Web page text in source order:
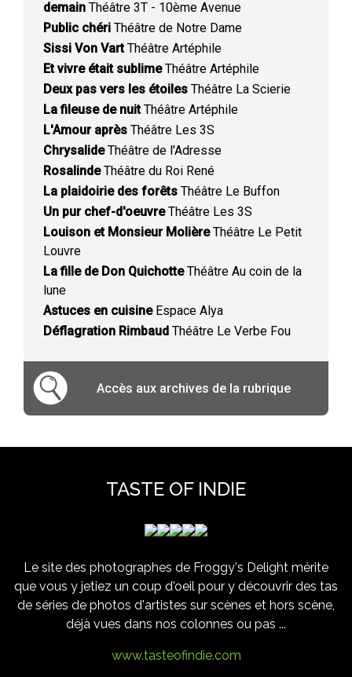
demain Théâtre 3T - 10ème Avenue
Public chéri Théâtre de Notre Dame
Sissi Von VartThéâtre Artéphile
Et vivre était sublimeThéâtre Artéphile
Deux pas vers les étoiles Théâtre La Scierie
La fileuse de nuitThéâtre Artéphile
L'Amour après Théâtre Les 3S
ChrysalideThéâtre de l'Adresse
RosalindeThéâtre du Roi René
La plaidoirie des forêts Théâtre Le Buffon
Un pur chef-d'oeuvreThéâtre Les 3S
Louison et Monsieur MolièreThéâtre Le Petit
Louvre
La fille de Don QuichotteThéâtre Au coin de la
lune
Astuces en cuisineEspace Alya
Déflagration Rimbaud Théâtre Le Verbe Fou
Accès aux archives de la rubrique
TASTE OF INDIE
Le site des photographes de Froggy's Delight mérite
que vous y jetiez un coup d'oeil pour y découvrir des tas
de séries de photos d'artistes sur scènes et hors scène,
déjà vues dans nos colonnes ou pas ...
www.tasteofindie.com